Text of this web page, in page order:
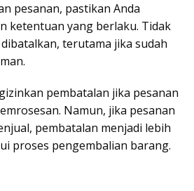
pesanan, pastikan Anda
ketentuan yang berlaku. Tidak
terutama jika sudah
pembatalan jika pesanan
Namun, jika pesanan
pembatalan menjadi lebih
proses pengembalian barang.